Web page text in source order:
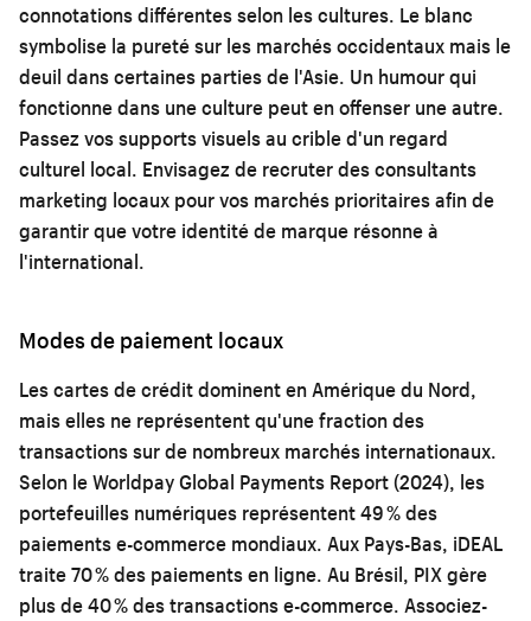
connotations différentes selon les cultures. Le blanc
symbolise la pureté sur les marchés occidentaux mais le
deuil dans certaines parties de l'Asie. Un humour qui
fonctionne dans une culture peut en offenser une autre.
Passez vos supports visuels au crible d'un regard
culturel local. Envisagez de recruter des consultants
marketing locaux pour vos marchés prioritaires afin de
garantir que votre identité de marque résonne à
l'international.
Modes de paiement locaux
Les cartes de crédit dominent en Amérique du Nord,
mais elles ne représentent qu'une fraction des
transactions sur de nombreux marchés internationaux.
Selon le Worldpay Global Payments Report (2024), les
portefeuilles numériques représentent 49 % des
paiements e-commerce mondiaux. Aux Pays-Bas, iDEAL
traite 70 % des paiements en ligne. Au Brésil, PIX gère
plus de 40 % des transactions e-commerce. Associez-